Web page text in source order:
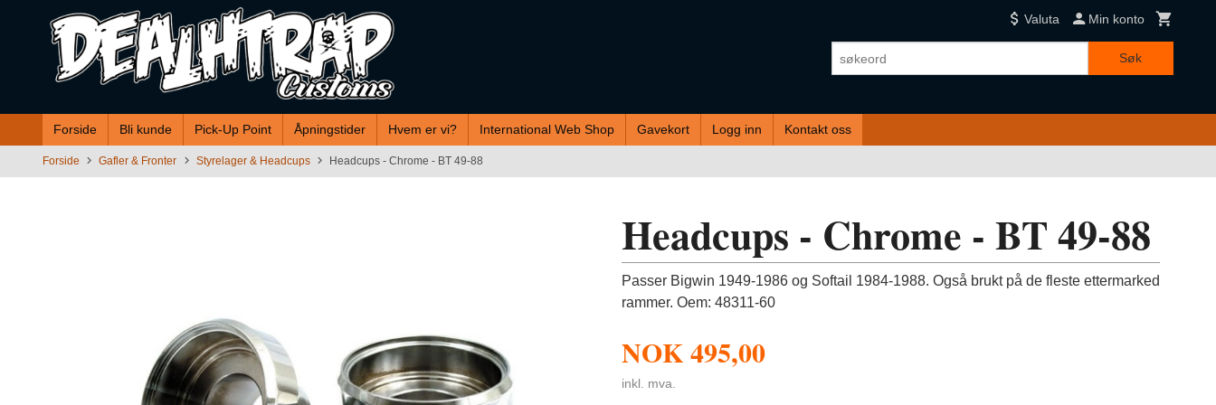
innholdet
Valuta Min konto
Søk
Forside Bli kunde Pick-Up Point Åpningstider Hvem er vi? International Web Shop Gavekort Logg inn Kontakt oss
Forside Gafler & Fronter Styrelager & Headcups Headcups - Chrome - BT 49-88
Headcups - Chrome - BT 49-88
Passer Bigwin 1949-1986 og Softail 1984-1988. Også brukt på de fleste ettermarked
rammer. Oem: 48311-60
NOK495,00
inkl. mva.